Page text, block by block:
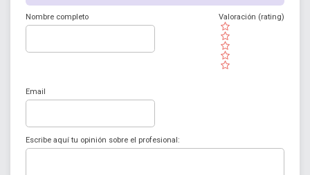
Nombre completo
( )
( )
( )
( )
( )
Valoración (rating)
Email
Escribe aquí tu opinión sobre el profesional: